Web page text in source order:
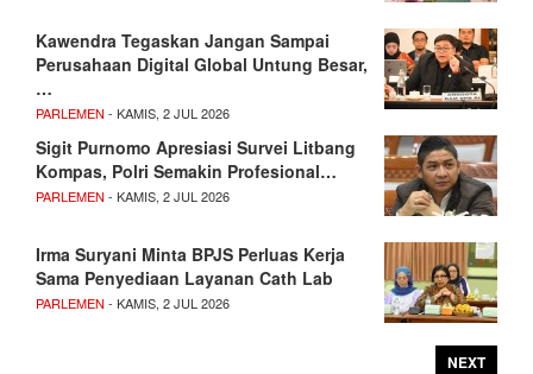
Kawendra Tegaskan Jangan Sampai
Perusahaan Digital Global Untung Besar,
…
PARLEMEN - KAMIS, 2 JUL 2026
Sigit Purnomo Apresiasi Survei Litbang
Kompas, Polri Semakin Profesional…
PARLEMEN - KAMIS, 2 JUL 2026
Irma Suryani Minta BPJS Perluas Kerja
Sama Penyediaan Layanan Cath Lab
PARLEMEN - KAMIS, 2 JUL 2026
NEXT